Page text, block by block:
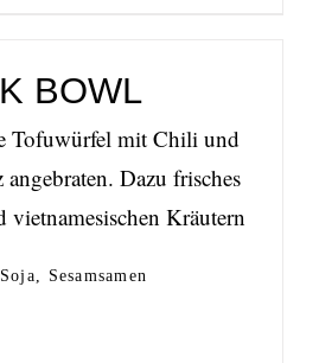
BOWL
Tofuwürfel mit Chili und
Dazu frisches
vietnamesischen Kräutern
Sesamsamen